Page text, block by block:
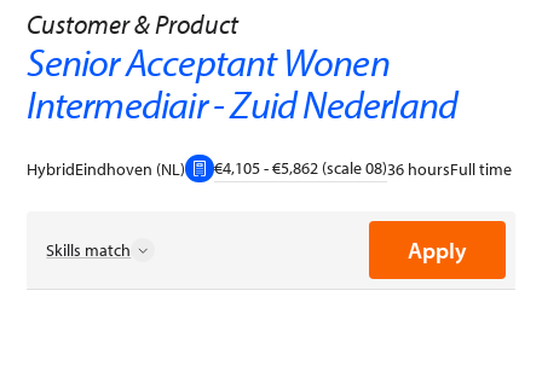
Senior Acceptant Wonen
Intermediair - Zuid Nederland
Customer & Product
HybridEindhoven (NL) €4,105 - €5,862 (scale 08)36 hoursFull time
Skills match Apply